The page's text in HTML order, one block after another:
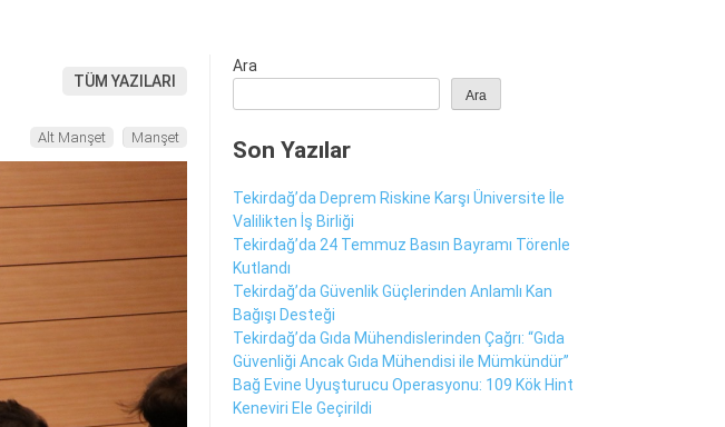
Alt Manşet
TÜM YAZILARI
Alt Manşet Manşet
Ara
Ara
Son Yazılar
Tekirdağ’da Deprem Riskine Karşı Üniversite İle
Valilikten İş Birliği
Tekirdağ’da 24 Temmuz Basın Bayramı Törenle
Kutlandı
Tekirdağ’da Güvenlik Güçlerinden Anlamlı Kan
Bağışı Desteği
Tekirdağ’da Gıda Mühendislerinden Çağrı: “Gıda
Güvenliği Ancak Gıda Mühendisi ile Mümkündür”
Bağ Evine Uyuşturucu Operasyonu: 109 Kök Hint
Keneviri Ele Geçirildi